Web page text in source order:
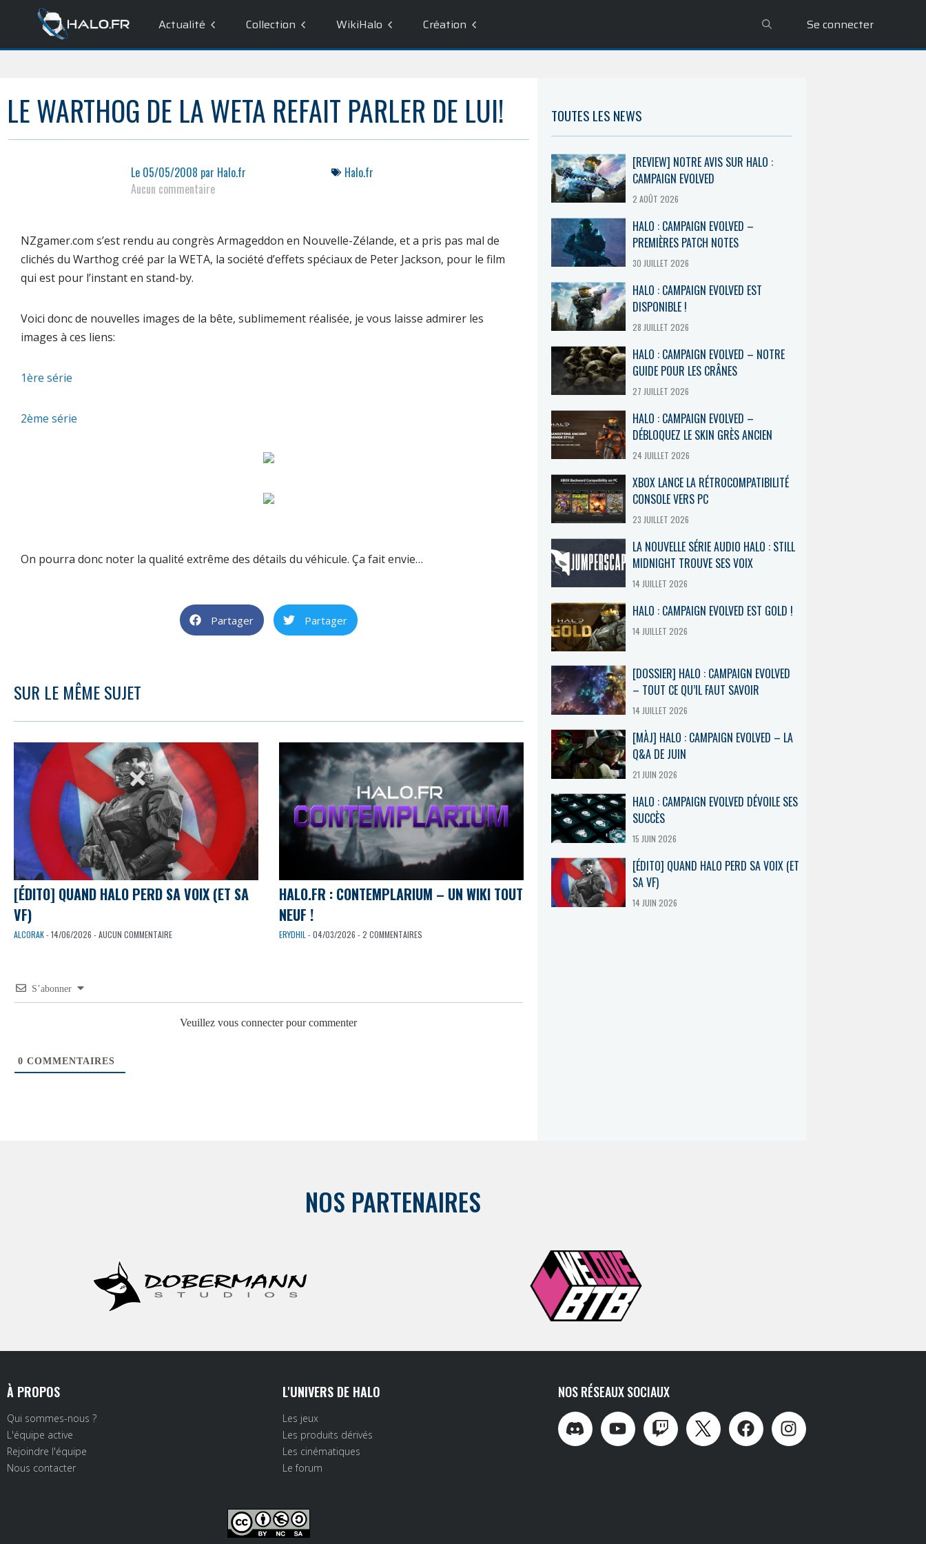
Actualité Collection WikiHalo Création Se connecter
LE WARTHOG DE LA WETA REFAIT PARLER DE LUI!
Le 05/05/2008 par Halo.fr
Aucun commentaire
Halo.fr
NZgamer.com s’est rendu au congrès Armageddon en Nouvelle-Zélande, et a pris pas mal de
clichés du Warthogcréé par la WETA, la société d’effets spéciaux de Peter Jackson, pour le film
qui est pour l’instant en stand-by.
Voici donc de nouvelles images de la bête, sublimement réalisée, je vous laisse admirer les
images à ces liens:
1ère série
2ème série
On pourra donc noter la qualité extrême des détails du véhicule. Ça fait envie…
Partager Partager
SUR LE MÊME SUJET
[ÉDITO] QUAND HALO PERD SA VOIX (ET SA
VF)
ALCORAK- 14/06/2026 - AUCUN COMMENTAIRE
HALO.FR : CONTEMPLARIUM – UN WIKI TOUT
NEUF !
ERYDHIL - 04/03/2026 - 2 COMMENTAIRES
S’abonner
Veuillez vous connecter pour commenter
0 COMMENTAIRES
TOUTES LES NEWS
[REVIEW] NOTRE AVIS SUR HALO :
CAMPAIGN EVOLVED
2 AOÛT 2026
HALO : CAMPAIGN EVOLVED –
PREMIÈRES PATCH NOTES
30 JUILLET 2026
HALO : CAMPAIGN EVOLVED EST
DISPONIBLE !
28 JUILLET 2026
HALO : CAMPAIGN EVOLVED – NOTRE
GUIDE POUR LES CRÂNES
27 JUILLET 2026
HALO : CAMPAIGN EVOLVED –
DÉBLOQUEZ LE SKIN GRÈS ANCIEN
24 JUILLET 2026
XBOX LANCE LA RÉTROCOMPATIBILITÉ
CONSOLE VERS PC
23 JUILLET 2026
LA NOUVELLE SÉRIE AUDIO HALO : STILL
MIDNIGHT TROUVE SES VOIX
14 JUILLET 2026
HALO : CAMPAIGN EVOLVED EST GOLD !
14 JUILLET 2026
[DOSSIER] HALO : CAMPAIGN EVOLVED
– TOUT CE QU’IL FAUT SAVOIR
14 JUILLET 2026
[MÀJ] HALO : CAMPAIGN EVOLVED – LA
Q&A DE JUIN
21 JUIN 2026
HALO : CAMPAIGN EVOLVED DÉVOILE SES
SUCCÈS
15 JUIN 2026
[ÉDITO] QUAND HALO PERD SA VOIX (ET
SA VF)
14 JUIN 2026
NOS PARTENAIRES
À PROPOS
Qui sommes-nous ?
L'équipe active
Rejoindre l'équipe
Nous contacter
L'UNIVERS DE HALO
Les jeux
Les produits dérivés
Les cinématiques
Le forum
NOS RÉSEAUX SOCIAUX